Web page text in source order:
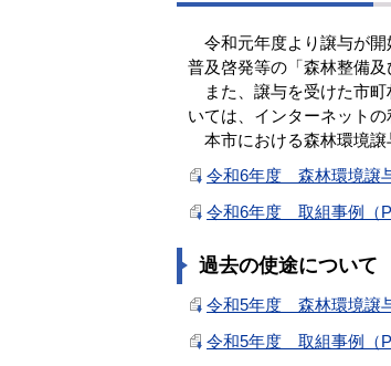
令和元年度より譲与が開
普及啓発等の「森林整備
また、譲与を受けた市町
いては、インターネット
本市における森林環境譲
令和6年度 森林環境譲
令和6年度 取組事例（
過去の使途について
令和5年度 森林環境譲
令和5年度 取組事例（